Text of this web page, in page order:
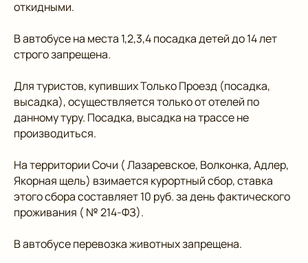
откидными.
В автобусе на места 1,2,3,4 посадка детей до 14 лет
строго запрещена.
Для туристов, купивших Только Проезд (посадка,
высадка), осуществляется только от отелей по
данному туру. Посадка, высадка на трассе не
производиться.
На территории Сочи ( Лазаревское, Волконка, Адлер,
Якорная щель) взимается курортный сбор, ставка
этого сбора составляет 10 руб. за день фактического
проживания ( № 214-ФЗ).
В автобусе перевозка животных запрещена.